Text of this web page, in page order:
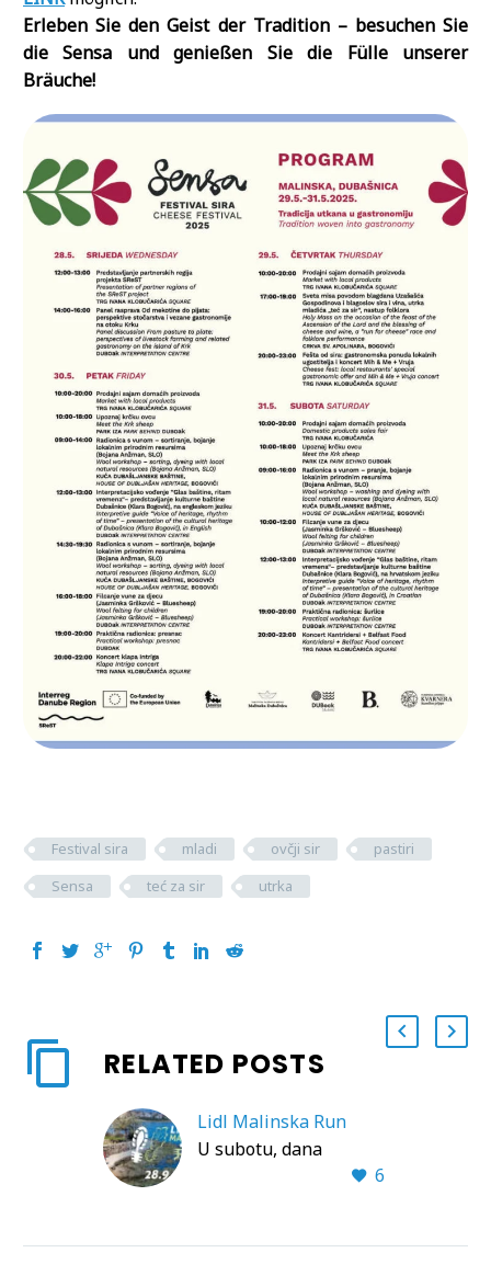
Erleben Sie den Geist der Tradition – besuchen Sie
die Sensa und genießen Sie die Fülle unserer
Bräuche!
Festival sira mladi ovčji sir
pastiri
Sensa
teć za sir utrka
RELATED POSTS
Lidl Malinska Run
U subotu, dana
28.09.2019. u Malinskoj
6